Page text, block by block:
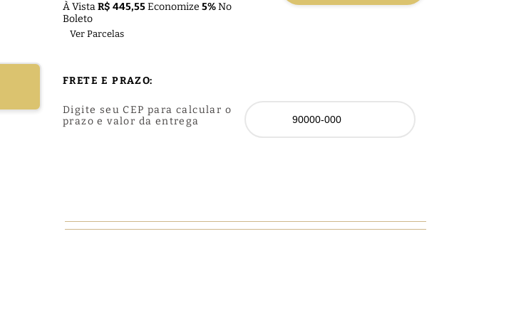
À VistaR$ 445,55Economize 5%No
Boleto
Ver Parcelas
FRETE E PRAZO:
Digite seu CEP para calcular o
prazo e valor da entrega